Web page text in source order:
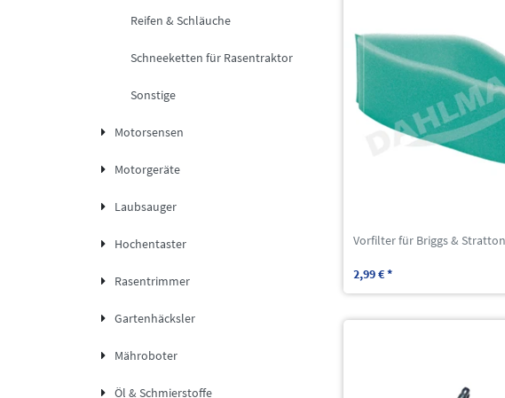
Reifen & Schläuche
Schneeketten für Rasentraktor
Sonstige
Motorsensen
Motorgeräte
Laubsauger
Hochentaster
Rasentrimmer
Gartenhäcksler
Mähroboter
Öl & Schmierstoffe
Vorfilter für Briggs &
2,99 € *